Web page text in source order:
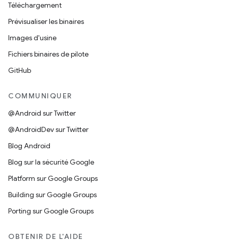
Téléchargement
Prévisualiser les binaires
Images d'usine
Fichiers binaires de pilote
GitHub
COMMUNIQUER
@Android sur Twitter
@AndroidDev sur Twitter
Blog Android
Blog sur la sécurité Google
Platform sur Google Groups
Building sur Google Groups
Porting sur Google Groups
OBTENIR DE L'AIDE